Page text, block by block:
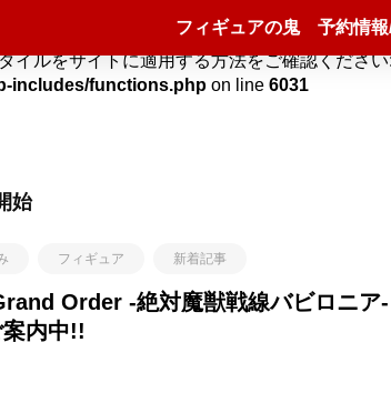
version jetpack-13.5! Use WordPress
イルをサイトに適用する方法をご確認くださ
includes/functions.php on line 6031
フィギュアの鬼 予約情報
始
フィギュア 新着記事
Order -絶対魔獣戦線バビロニ
内中!!